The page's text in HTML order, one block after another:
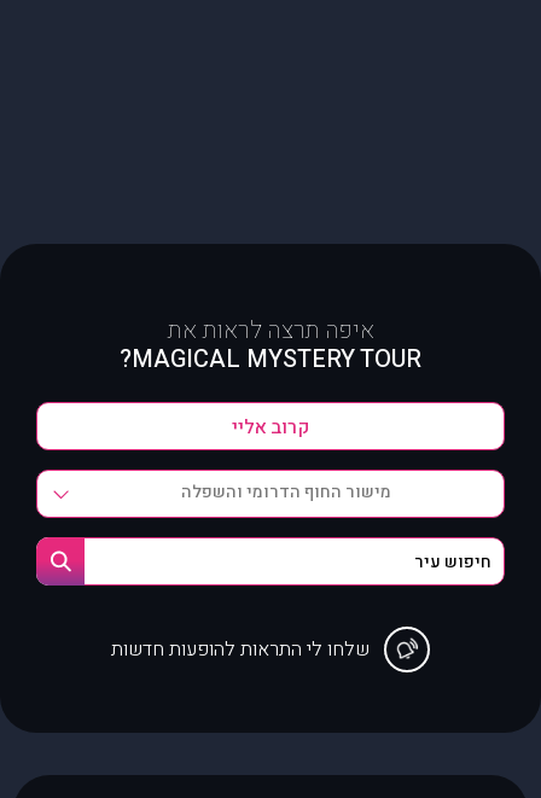
איפה תרצה לראות את
MAGICAL MYSTERY TOUR?
מישור החוף הדרומי והשפלה
שלחו לי התראות להופעות חדשות